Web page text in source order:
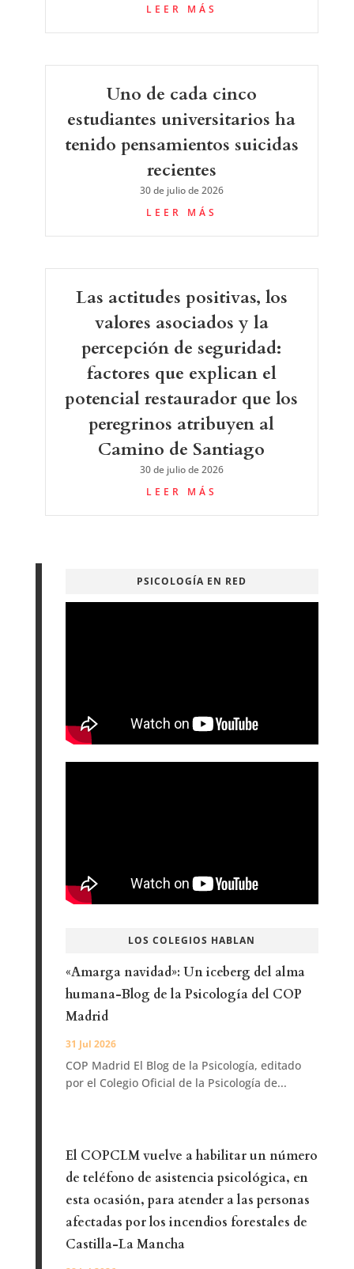
LEER MÁS
Uno de cada cinco
estudiantes universitarios ha
tenido pensamientos suicidas
recientes
30 de julio de 2026
LEER MÁS
Las actitudes positivas, los
valores asociados y la
percepción de seguridad:
factores que explican el
potencial restaurador que los
peregrinos atribuyen al
Camino de Santiago
30 de julio de 2026
LEER MÁS
PSICOLOGÍA EN RED
LOS COLEGIOS HABLAN
«Amarga navidad»: Un iceberg del alma
humana-Blog de la Psicología del COP
Madrid
31 Jul 2026
COP Madrid El Blog de la Psicología, editado
por el Colegio Oficial de la Psicología de...
El COPCLM vuelve a habilitar un número
de teléfono de asistencia psicológica, en
esta ocasión, para atender a las personas
afectadas por los incendios forestales de
Castilla-La Mancha